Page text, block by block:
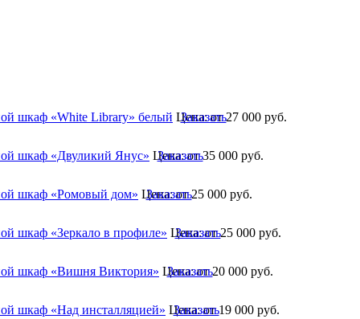
шкаф «White Library» белый Цена:от 27 000 руб.
Заказать
шкаф «Двуликий Янус» Цена:от 35 000 руб.
Заказать
шкаф «Ромовый дом» Цена:от 25 000 руб.
Заказать
шкаф «Зеркало в профиле» Цена:от 25 000 руб.
Заказать
шкаф «Вишня Виктория» Цена:от 20 000 руб.
Заказать
шкаф «Над инсталляцией» Цена:от 19 000 руб.
Заказать